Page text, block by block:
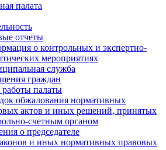
палата
отчеты
о контрольных и экспертно-
мероприятиях
служба
граждан
палаты
обжалования нормативных
актов и иных решений, принятых
счетным органом
о председателе
и иных нормативных правовых